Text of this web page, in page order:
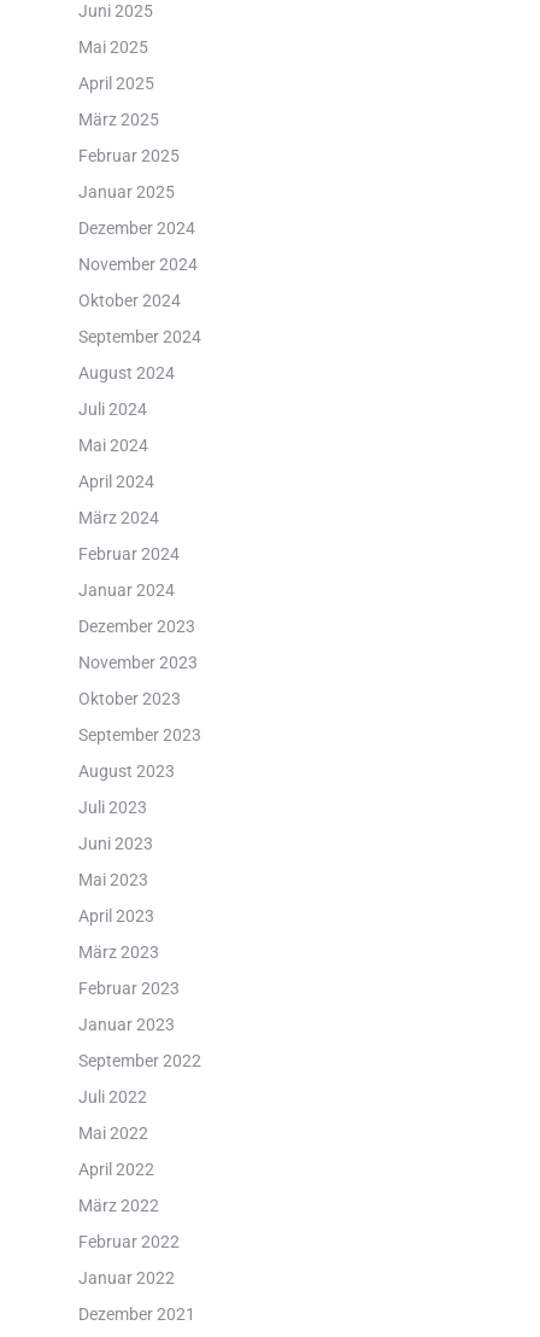
Juni 2025
Mai 2025
April 2025
März 2025
Februar 2025
Januar 2025
Dezember 2024
November 2024
Oktober 2024
September 2024
August 2024
Juli 2024
Mai 2024
April 2024
März 2024
Februar 2024
Januar 2024
Dezember 2023
November 2023
Oktober 2023
September 2023
August 2023
Juli 2023
Juni 2023
Mai 2023
April 2023
März 2023
Februar 2023
Januar 2023
September 2022
Juli 2022
Mai 2022
April 2022
März 2022
Februar 2022
Januar 2022
Dezember 2021